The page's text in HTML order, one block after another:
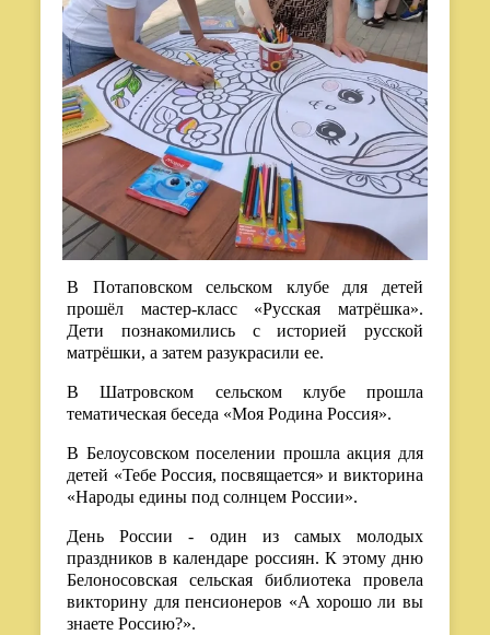
В Потаповском сельском клубе для детей
прошёл мастер-класс «Русская матрёшка».
Дети познакомились с историей русской
матрёшки, а затем разукрасили ее.
В Шатровском сельском клубе прошла
тематическая беседа «Моя Родина Россия».
В Белоусовском поселении прошла акция для
детей «Тебе Россия, посвящается» и викторина
«Народы едины под солнцем России».
День России - один из самых молодых
праздников в календаре россиян. К этому дню
Белоносовская сельская библиотека провела
викторину для пенсионеров «А хорошо ли вы
знаете Россию?».